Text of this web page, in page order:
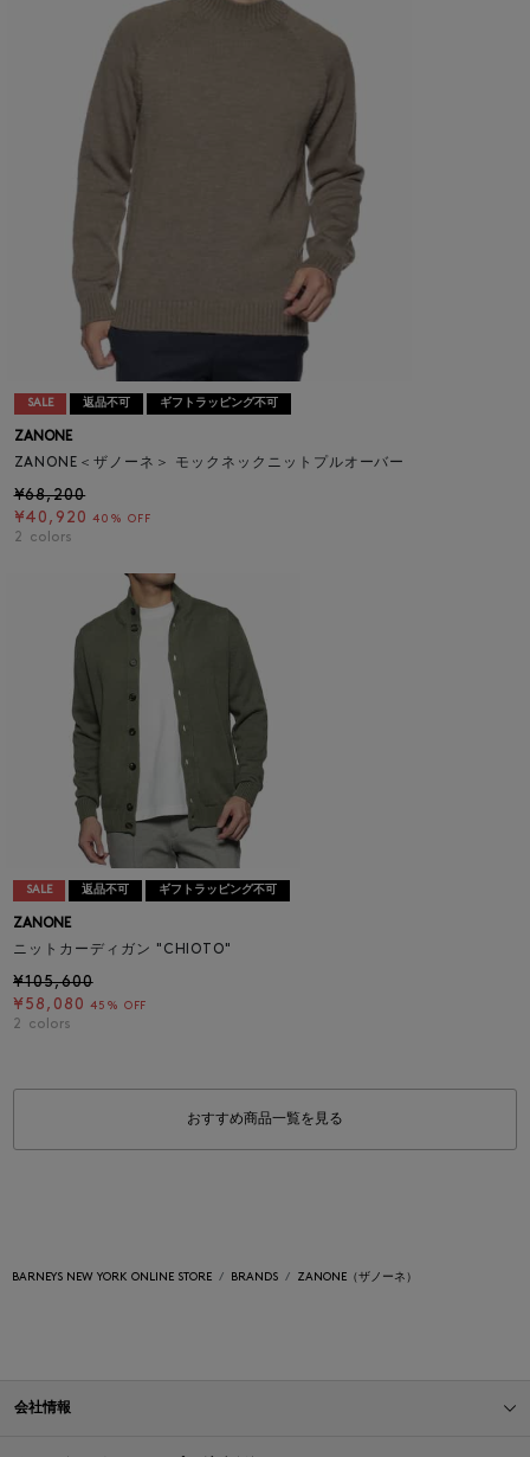
SALE 返品不可 ギフトラッピング不可
ZANONE
ZANONE＜ザノーネ＞ モックネックニットプルオーバー
¥68,200
¥40,920 40% OFF
2 colors
SALE 返品不可 ギフトラッピング不可
ZANONE
ニットカーディガン "CHIOTO"
¥105,600
¥58,080 45% OFF
2 colors
おすすめ商品一覧を見る
BARNEYS NEW YORK ONLINE STORE BRANDS ZANONE（ザノーネ）
会社情報